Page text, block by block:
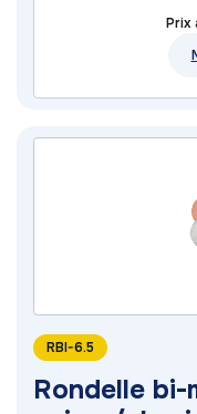
Prix
RBI-6.5
Rondelle bi-